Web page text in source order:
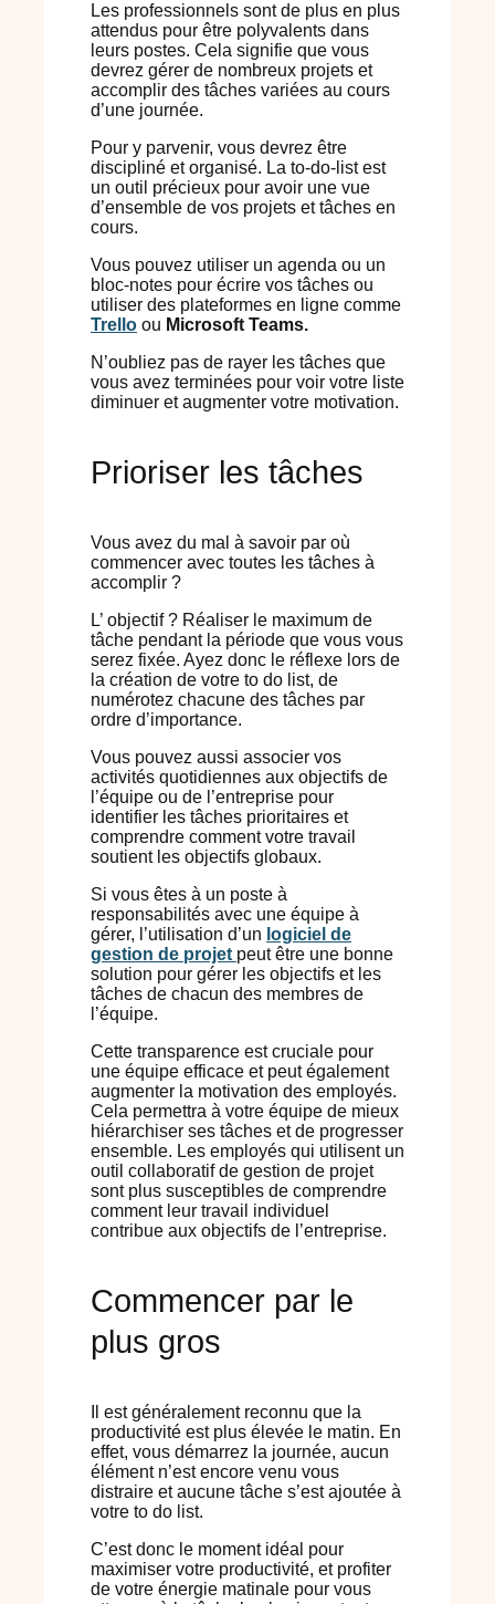
Les professionnels sont de plus en plus
attendus pour être polyvalents dans
leurs postes. Cela signifie que vous
devrez gérer de nombreux projets et
accomplir des tâches variées au cours
d’une journée.
Pour y parvenir, vous devrez être
discipliné et organisé. La to-do-list est
un outil précieux pour avoir une vue
d’ensemble de vos projets et tâches en
cours.
Vous pouvez utiliser un agenda ou un
bloc-notes pour écrire vos tâches ou
utiliser des plateformes en ligne comme
Trello ou Microsoft Teams.
N’oubliez pas de rayer les tâches que
vous avez terminées pour voir votre liste
diminuer et augmenter votre motivation.
Prioriser les tâches
Vous avez du mal à savoir par où
commencer avec toutes les tâches à
accomplir ?
L’ objectif ? Réaliser le maximum de
tâche pendant la période que vous vous
serez fixée. Ayez donc le réflexe lors de
la création de votre to do list, de
numérotez chacune des tâches par
ordre d’importance.
Vous pouvez aussi associer vos
activités quotidiennes aux objectifs de
l’équipe ou de l’entreprise pour
identifier les tâches prioritaires et
comprendre comment votre travail
soutient les objectifs globaux.
Si vous êtes à un poste à
responsabilités avec une équipe à
gérer, l’utilisation d’un logiciel de
gestion de projet peut être une bonne
solution pour gérer les objectifs et les
tâches de chacun des membres de
l’équipe.
Cette transparence est cruciale pour
une équipe efficace et peut également
augmenter la motivation des employés.
Cela permettra à votre équipe de mieux
hiérarchiser ses tâches et de progresser
ensemble. Les employés qui utilisent un
outil collaboratif de gestion de projet
sont plus susceptibles de comprendre
comment leur travail individuel
contribue aux objectifs de l’entreprise.
Commencer par le
plus gros
Il est généralement reconnu que la
productivité est plus élevée le matin. En
effet, vous démarrez la journée, aucun
élément n’est encore venu vous
distraire et aucune tâche s’est ajoutée à
votre to do list.
C’est donc le moment idéal pour
maximiser votre productivité, et profiter
de votre énergie matinale pour vous